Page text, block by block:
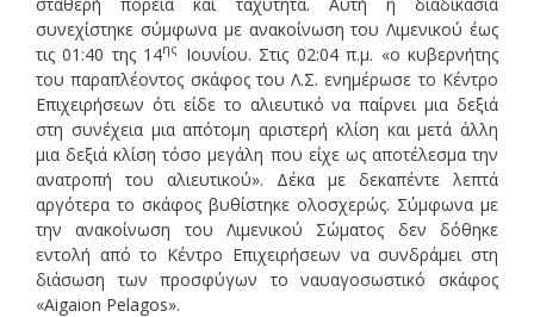
συνεχίστηκε σύμφωνα με ανακοίνωση του Λιμενικού έως
τις 01:40 της 14ης
Ιουνίου. Στις 02:04 π.μ. «ο κυβερνήτης
του παραπλέοντος σκάφος του Λ.Σ. ενημέρωσε το Κέντρο
Επιχειρήσεων ότι είδε το αλιευτικό να παίρνει μια δεξιά
στη συνέχεια μια απότομη αριστερή κλίση και μετά άλλη
μια δεξιά κλίση τόσο μεγάλη που είχε ως αποτέλεσμα την
ανατροπή του αλιευτικού». Δέκα με δεκαπέντε λεπτά
αργότερα το σκάφος βυθίστηκε ολοσχερώς. Σύμφωνα με
την ανακοίνωση του Λιμενικού Σώματος δεν δόθηκε
εντολή από το Κέντρο Επιχειρήσεων να συνδράμει στη
διάσωση των προσφύγων το ναυαγοσωστικό σκάφος
«Aigaion Pelagos».